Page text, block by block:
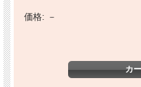
価格: －